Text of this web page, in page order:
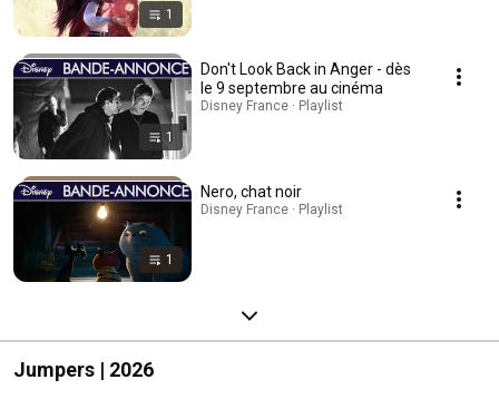
1
1
Don't Look Back in Anger - dès
le 9 septembre au cinéma
Disney France · Playlist
1
Nero, chat noir
Disney France · Playlist
Jumpers | 2026